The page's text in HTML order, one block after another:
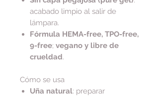
acabado limpio al salir de
lámpara.
Fórmula HEMA-free, TPO-free,
9-free; vegano y libre de
crueldad.
Cómo se usa
Uña natural: preparar